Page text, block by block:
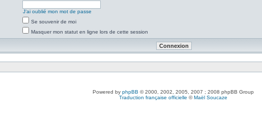
J’ai oublié mon mot de passe
Se souvenir de moi
Masquer mon statut en ligne lors de cette session
Powered by phpBB © 2000, 2002, 2005, 2007 ; 2008 phpBB Group
Traduction française officielle ©Maël Soucaze